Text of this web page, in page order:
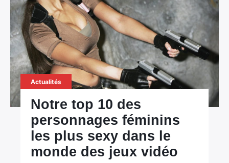
Actualités
Notre top 10 des
personnages féminins
les plus sexy dans le
monde des jeux vidéo